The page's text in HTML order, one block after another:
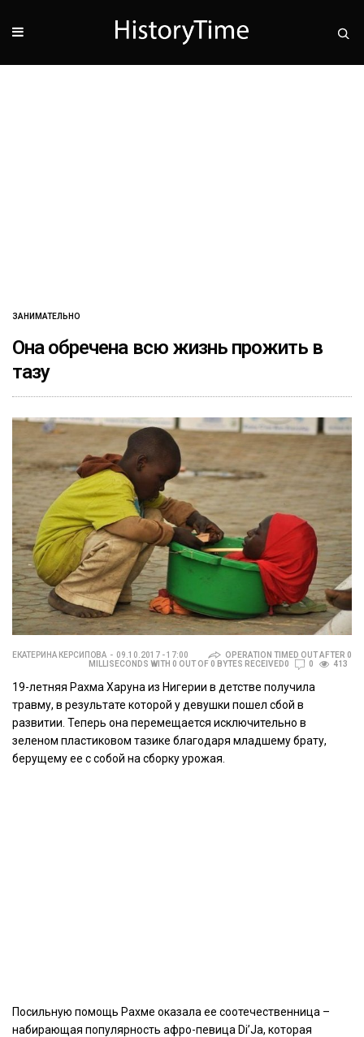
ЗАНИМАТЕЛЬНО
Она обречена всю жизнь прожить в
тазу
ЕКАТЕРИНА КЕРСИПОВА 09.10.2017 - 17:00
OPERATION TIMED OUT AFTER 0
MILLISECONDS WITH 0 OUT OF 0 BYTES RECEIVED0
0 413
19-летняя Рахма Харуна из Нигерии в детстве получила
травму, в результате которой у девушки пошел сбой в
развитии. Теперь она перемещается исключительно в
зеленом пластиковом тазике благодаря младшему брату,
берущему ее с собой на сборку урожая.
Посильную помощь Рахме оказала ее соотечественница –
набирающая популярность афро-певица Di’Ja, которая